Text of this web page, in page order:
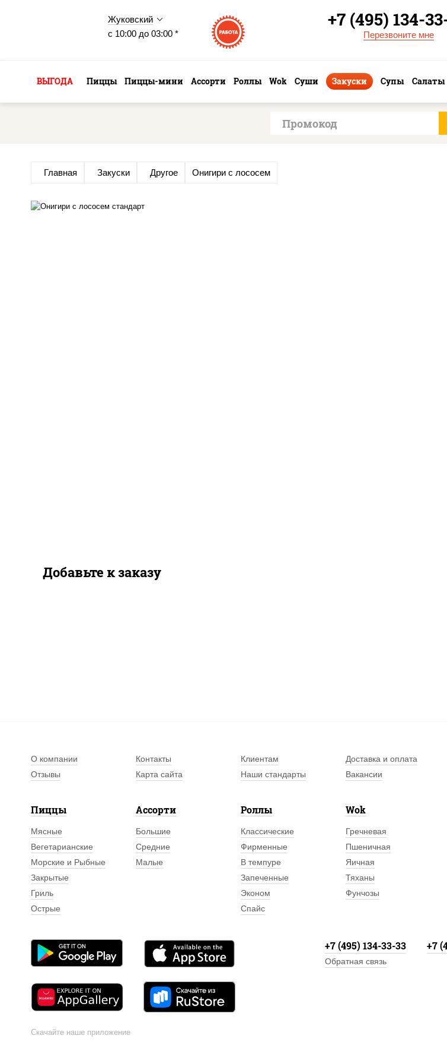
Жуковский
с 10:00 до 03:00 *
+7 (495) 134-
Перезвоните мне
ВЫГОДА Пиццы Пиццы-мини Ассорти Роллы Wok Суши Закуски Супы Салаты
Главная Закуски Другое Онигири с лососем
Добавьте к заказу
О компании Контакты Клиентам Доставка и оплата
Отзывы
Карта сайта Наши стандарты Вакансии
Пиццы
Мясные
Вегетарианские
Морские и Рыбные
Закрытые
Гриль
Острые
Ассорти
Большие
Средние
Малые
Роллы
Классические
Фирменные
В темпуре
Запеченные
Эконом
Спайс
Wok
Гречневая
Пшеничная
Яичная
Тяханы
Фунчозы
Скачайте наше приложение
+7 (495) 134-33-33 +7
Обратная связь